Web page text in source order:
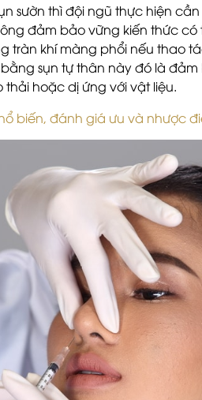
sườn thì đội ngũ thực hiện
đảm bảo vững kiến thức có
tràn khí màng phổi nếu thao
sụn tự thân này đó là
hoặc dị ứng với vật liệu.
biến, đánh giá ưu và nhược